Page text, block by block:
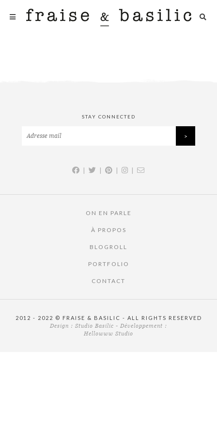
STAY CONNECTED
| | | |
ON EN PARLE
À PROPOS
BLOGROLL
PORTFOLIO
CONTACT
2012 - 2022 © FRAISE & BASILIC - ALL RIGHTS RESERVED
Design : Studio Basilic - Développement :
Hellowww Studio